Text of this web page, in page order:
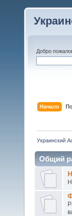
Добро
Начало
Украинский
Общий